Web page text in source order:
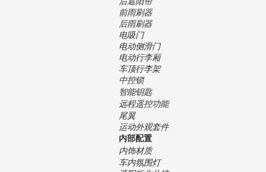
前雨刷器
后雨刷器
电吸门
电动侧滑门
电动行李厢
车顶行李架
中控锁
智能钥匙
远程遥控功能
尾翼
运动外观套件
内部配置
内饰材质
车内氛围灯